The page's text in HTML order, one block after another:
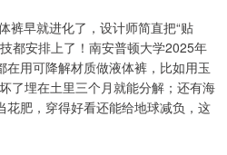
裤早就进化了，设计师简直把“贴
都安排上了！南安普顿大学2025年
用可降解材质做液体裤，比如用玉
了埋在土里三个月就能分解；还有海
花肥，穿得好看还能给地球减负，这